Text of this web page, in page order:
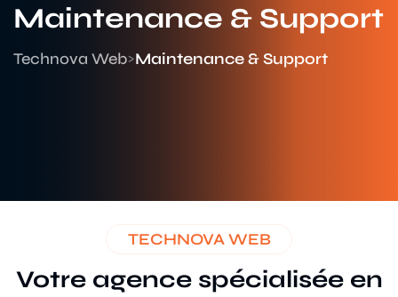
Maintenance & Support
Technova Web>Maintenance & Support
TECHNOVA WEB
Votre agence spécialisée en